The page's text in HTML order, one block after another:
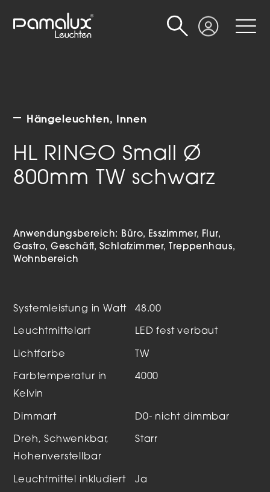
Login
Suche
Hängeleuchten Innen
HL RINGO Small Ø
800mm TW schwarz
Anwendungsbereich: Büro Esszimmer
Flur
Gastro
Geschäft Schlafzimmer
Treppenhaus
Wohnbereich
Systemleistung in Watt 48.00
Leuchtmittelart LED fest verbaut
Lichtfarbe TW
Farbtemperatur in
Kelvin
4000
Dimmart D0- nicht dimmbar
Dreh, Schwenkbar,
Hohenverstellbar
Starr
Leuchtmittel inkludiert Ja